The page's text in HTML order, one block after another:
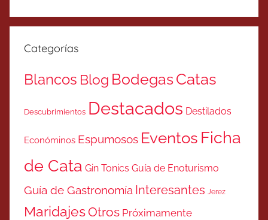
Categorías
Blancos Blog BodegasCatas
Descubrimientos Destacados Destilados
Económinos Espumosos Eventos Ficha
de Cata Gin Tonics Guía de Enoturismo
Guía de Gastronomía Interesantes Jerez
MaridajesOtros Próximamente